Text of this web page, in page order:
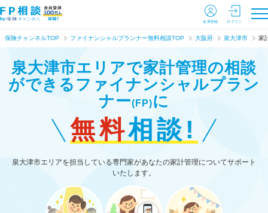
会員登録 ログイン
保険チャンネルTOP ファイナンシャルプランナー無料相談TOP 大阪府 泉大津市 家
泉大津市エリアで家計管理の相談
ができる ファイナンシャルプラン
ナー(FP)に
無料相談!
泉大津市エリアを担当している専門家があなたの家計管理についてサポート
いたします。